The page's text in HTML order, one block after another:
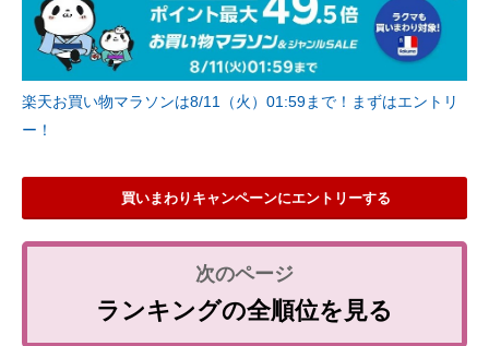
楽天お買い物マラソンは8/11（火）01:59まで！まずはエントリ
ー！
買いまわりキャンペーンにエントリーする
ランキングの全順位を見る